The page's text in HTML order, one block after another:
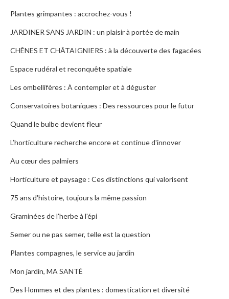
Plantes grimpantes : accrochez-vous !
JARDINER SANS JARDIN : un plaisir à portée de main
CHÊNES ET CHÂTAIGNIERS : à la découverte des fagacées
Espace rudéral et reconquête spatiale
Les ombellifères : À contempler et à déguster
Conservatoires botaniques : Des ressources pour le futur
Quand le bulbe devient fleur
L’horticulture recherche encore et continue d'innover
Au cœur des palmiers
Horticulture et paysage : Ces distinctions qui valorisent
75 ans d'histoire, toujours la même passion
Graminées de l'herbe à l'épi
Semer ou ne pas semer, telle est la question
Plantes compagnes, le service au jardin
Mon jardin, MA SANTÉ
Des Hommes et des plantes : domestication et diversité